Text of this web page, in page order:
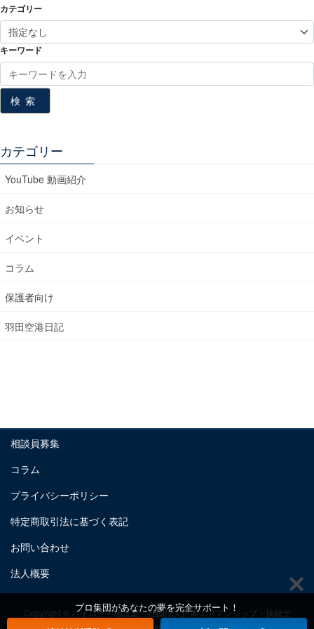
カテゴリー
キーワード
検索
カテゴリー
YouTube 動画紹介
お知らせ
イベント
コラム
保護者向け
羽田空港日記
相談員募集
コラム
プライバシーポリシー
特定商取引法に基づく表記
お問い合わせ
法人概要
Copyright © パイロット相談室 – 社団法人日本エアマンシップ・操縦士
養成機構 All Rights Reserved.
プロ集団があなたの夢を完全サポート！